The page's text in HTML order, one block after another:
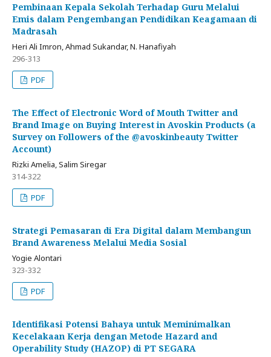
Pembinaan Kepala Sekolah Terhadap Guru Melalui
Emis dalam Pengembangan Pendidikan Keagamaan di
Madrasah
Heri Ali Imron, Ahmad Sukandar, N. Hanafiyah
296-313
PDF
The Effect of Electronic Word of Mouth Twitter and
Brand Image on Buying Interest in Avoskin Products (a
Survey on Followers of the @avoskinbeauty Twitter
Account)
Rizki Amelia, Salim Siregar
314-322
PDF
Strategi Pemasaran di Era Digital dalam Membangun
Brand Awareness Melalui Media Sosial
Yogie Alontari
323-332
PDF
Identifikasi Potensi Bahaya untuk Meminimalkan
Kecelakaan Kerja dengan Metode Hazard and
Operability Study (HAZOP) di PT SEGARA